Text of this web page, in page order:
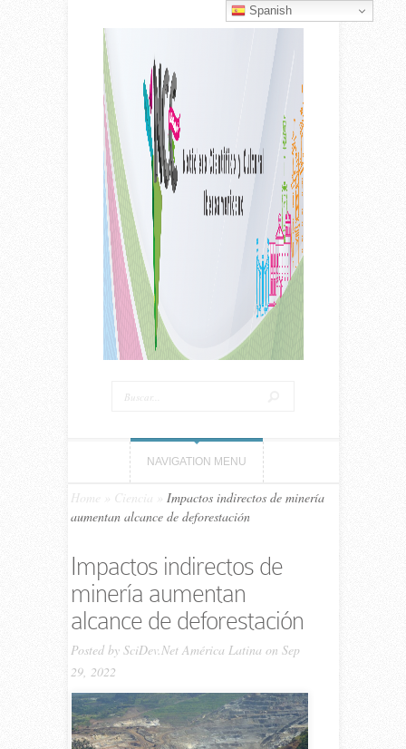
NAVIGATION MENU
Home Ciencia
Impactos indirectos de minería
aumentan alcance de deforestación
Impactos indirectos de
minería aumentan
alcance de deforestación
Posted by SciDev.Net América Latina on Sep
29, 2022
Spanish